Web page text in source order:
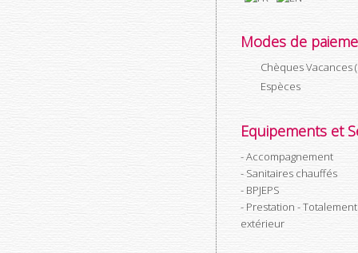
Modes de
Chèques Vacances
Espèces
Equipements et
Accompagnement
Sanitaires chauffés
BPJEPS
Prestation -
extérieur